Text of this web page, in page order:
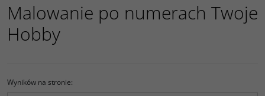
Malowanie po numerach Twoje
Hobby
Wyników na stronie: